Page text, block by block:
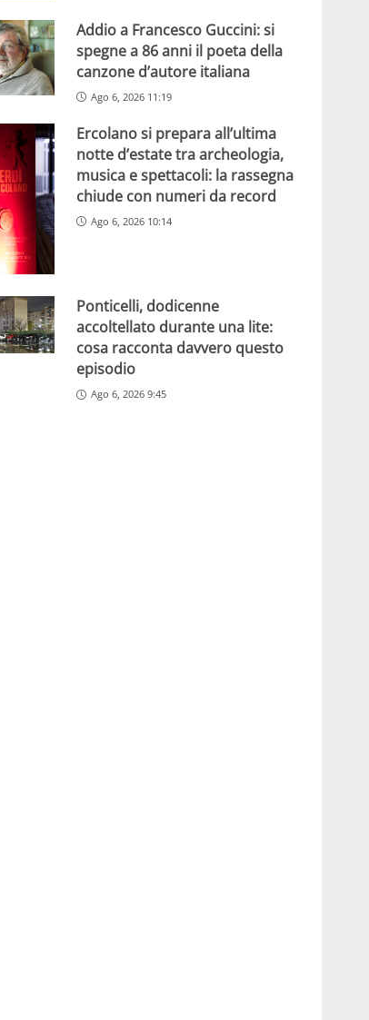
Addio a Francesco Guccini: si
spegne a 86 anni il poeta della
canzone d’autore italiana
Ago 6, 2026 11:19
Ercolano si prepara all’ultima
notte d’estate tra archeologia,
musica e spettacoli: la rassegna
chiude con numeri da record
Ago 6, 2026 10:14
Ponticelli, dodicenne
accoltellato durante una lite:
cosa racconta davvero questo
episodio
Ago 6, 2026 9:45